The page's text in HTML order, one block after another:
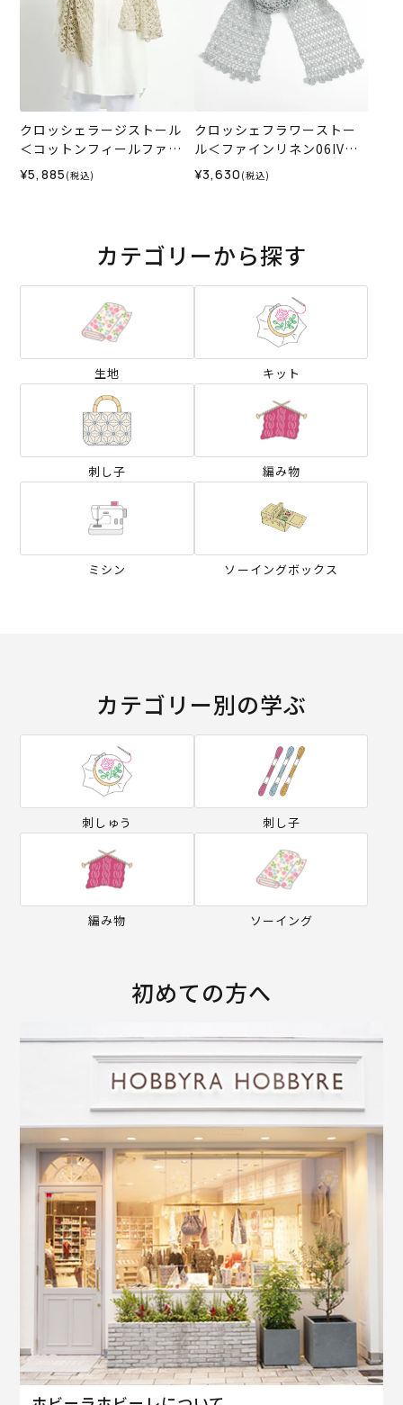
クロッシェラージストール
＜コットンフィールファイ
ン33GR＞（編み物 材料セ
ット）
¥5,885 (税込)
クロッシェフラワーストー
ル＜ファインリネン06IV＞
（編み物 材料セット）
¥3,630 (税込)
カテゴリーから探す
生地 キット
刺し子 編み物
ミシン ソーイングボックス
カテゴリー別の学ぶ
刺しゅう 刺し子
編み物 ソーイング
初めての方へ